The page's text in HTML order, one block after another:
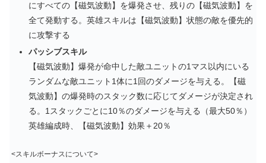
にすべての【磁気波動】を爆発させ、残りの【磁気波動】を
全て発動する。英雄スキルは【磁気波動】状態の敵を優先的
に攻撃する
パッシブスキル
【磁気波動】爆発が命中した敵ユニットの1マス以内にいる
ランダムな敵ユニット1体に1回のダメージを与える。
【磁
気波動】の爆発時のスタック数に応じてダメージが決定され
る。1スタックごとに10％のダメージを与える（最大50％）
英雄編成時、【磁気波動】効果＋20％
<スキルボーナスについて>